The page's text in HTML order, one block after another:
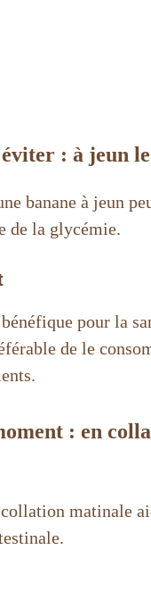
: à jeun
banane à jeun
de la glycémie.
pour la
de le
: en
matinale